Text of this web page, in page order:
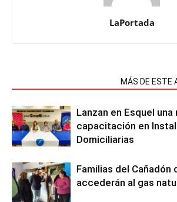
LaPortada
MÁS DE ESTE
Lanzan en Esquel una
capacitación en
Domiciliarias
Familias del Cañadón
accederán al gas